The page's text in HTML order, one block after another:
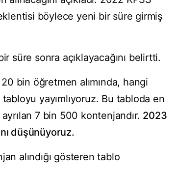
böylece yeni bir süre girmiş
süre sonra açıklayacağını belirtti.
bin öğretmen alımında, hangi
yayımlıyoruz. Bu tabloda en
7 bin 500 kontenjandır. 2023
düşünüyoruz.
alındığı gösteren tablo